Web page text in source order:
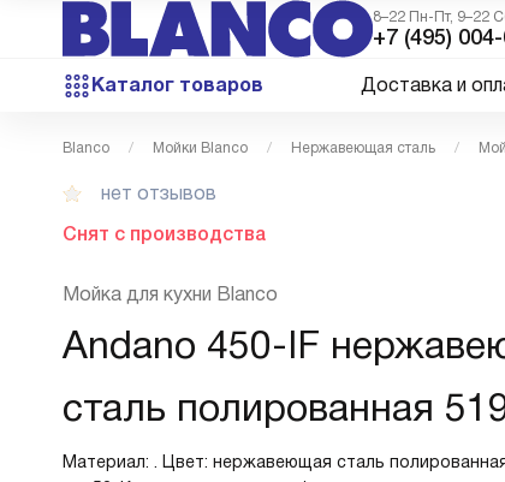
8–22 Пн-Пт, 9–22
+7 (495)
Каталог товаров Доставка и
Blanco Мойки Blanco Нержавеющая сталь
нет отзывов
Снят с производства
Мойка для кухни Blanco
Andano 450-IF
сталь полированная
Материал: . Цвет: нержавеющая сталь